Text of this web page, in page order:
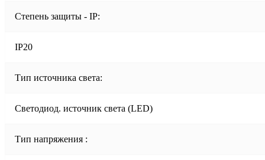
Степень защиты - IP:
IP20
Тип источника света:
Светодиод. источник света (LED)
Тип напряжения :